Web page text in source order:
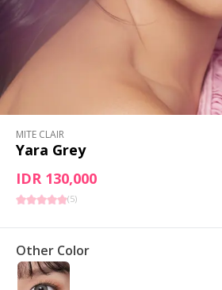
MITE CLAIR
Yara Grey
(5)
IDR 130,000
Other Color